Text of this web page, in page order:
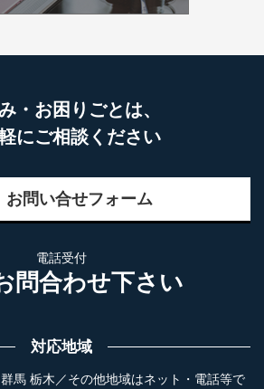
・お困りごとは、
にご相談ください
お問い合せフォーム
電話受付
問合わせ下さい
対応地域
馬 栃木／その他地域はネット・電話等で